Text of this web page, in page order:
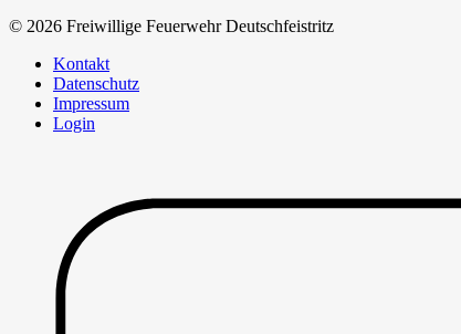
© 2026 Freiwillige Feuerwehr Deutschfeistritz
Kontakt
Datenschutz
Impressum
Login